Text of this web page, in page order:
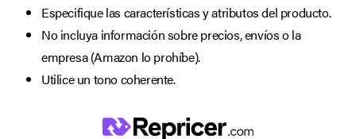
Especifique las características y atributos del producto.
No incluya información sobre precios, envíos o la
empresa (Amazon lo prohíbe).
Utilice un tono coherente.